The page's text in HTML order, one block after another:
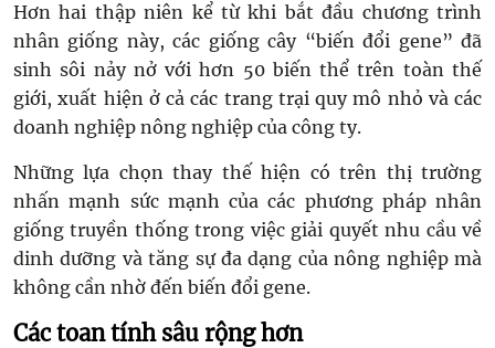
Hơn hai thập niên kể từ khi bắt đầu chương trình
nhân giống này, các giống cây “biến đổi gene” đã
sinh sôi nảy nở với hơn 50 biến thể trên toàn thế
giới, xuất hiện ở cả các trang trại quy mô nhỏ và các
doanh nghiệp nông nghiệp của công ty.
Những lựa chọn thay thế hiện có trên thị trường
nhấn mạnh sức mạnh của các phương pháp nhân
giống truyền thống trong việc giải quyết nhu cầu về
dinh dưỡng và tăng sự đa dạng của nông nghiệp mà
không cần nhờ đến biến đổi gene.
Các toan tính sâu rộng hơn